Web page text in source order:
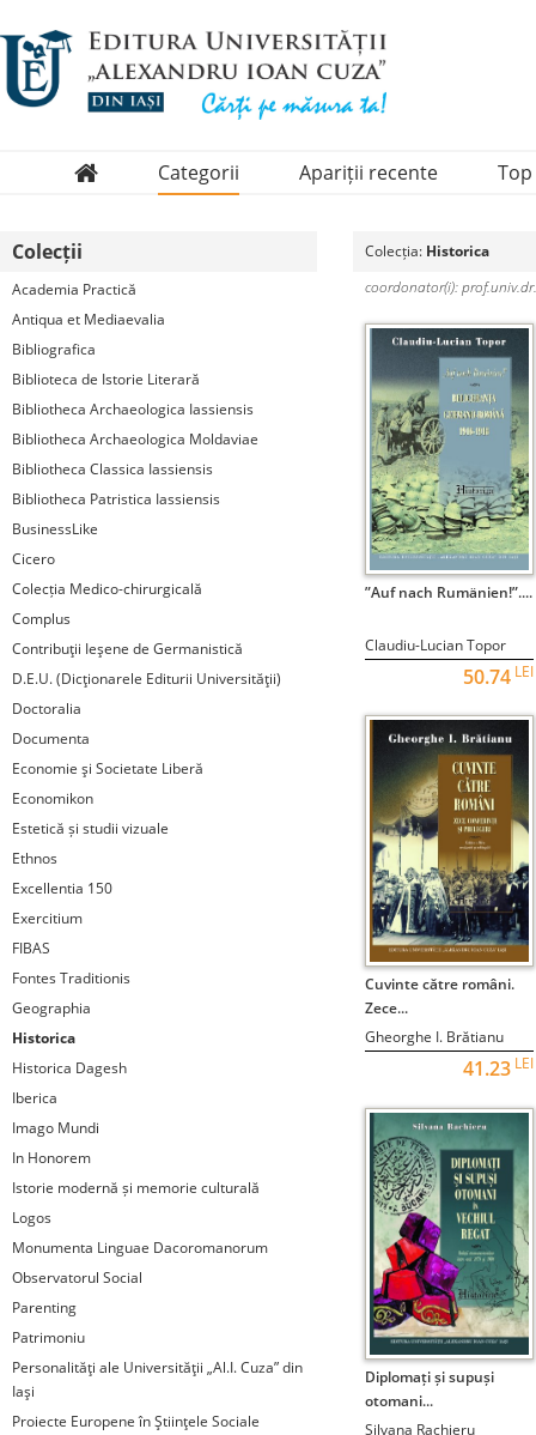
Categorii Apariții recente Top
Colecții
Academia Practică
Antiqua et Mediaevalia
Bibliografica
Biblioteca de Istorie Literară
Bibliotheca Archaeologica Iassiensis
Bibliotheca Archaeologica Moldaviae
Bibliotheca Classica Iassiensis
Bibliotheca Patristica Iassiensis
BusinessLike
Cicero
Colecția Medico-chirurgicală
Complus
Contribuţii Ieşene de Germanistică
D.E.U. (Dicţionarele Editurii Universităţii)
Doctoralia
Documenta
Economie şi Societate Liberă
Economikon
Estetică și studii vizuale
Ethnos
Excellentia 150
Exercitium
FIBAS
Fontes Traditionis
Geographia
Historica
Historica Dagesh
Iberica
Imago Mundi
In Honorem
Istorie modernă și memorie culturală
Logos
Monumenta Linguae Dacoromanorum
Observatorul Social
Parenting
Patrimoniu
Personalităţi ale Universităţii „Al.I. Cuza” din
Iaşi
Proiecte Europene în Ştiinţele Sociale
Colecția: Historica
coordonator(i):
”Auf nach Rumänien!”....
Claudiu-Lucian Topor
50.74 LEI
STOC EPUIZAT
Cuvinte către români.
Zece...
Gheorghe I. Brătianu
41.23 LEI
STOC EPUIZAT
Diplomați și supuși
otomani...
Silvana Rachieru
STOC EPUIZAT